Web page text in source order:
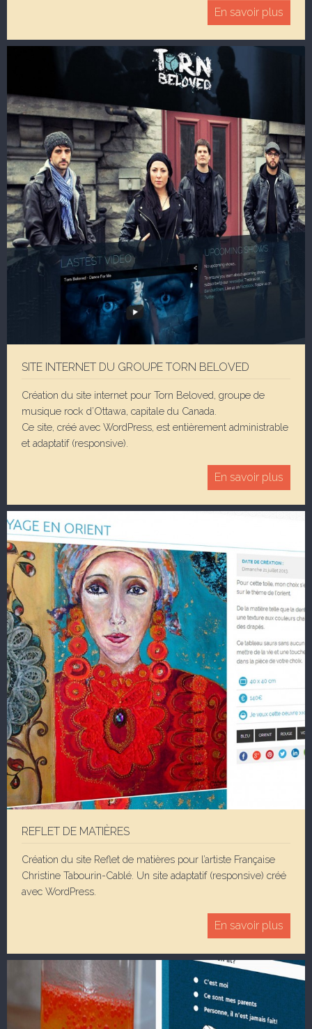
En savoir plus
SITE INTERNET DU GROUPE TORN BELOVED
Création du site internet pour Torn Beloved, groupe de
musique rock d’Ottawa, capitale du Canada.
Ce site, créé avec WordPress, est entièrement administrable
et adaptatif (responsive).
En savoir plus
REFLET DE MATIÈRES
Création du site Reflet de matières pour l’artiste Française
Christine Tabourin-Cablé. Un site adaptatif (responsive) créé
avec WordPress.
En savoir plus